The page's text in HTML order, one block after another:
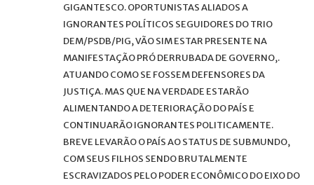
GIGANTESCO. OPORTUNISTAS ALIADOS A
IGNORANTES POLÍTICOS SEGUIDORES DO TRIO
DEM/PSDB/PIG, VÃO SIM ESTAR PRESENTE NA
MANIFESTAÇÃO PRÓ DERRUBADA DE GOVERNO,.
ATUANDO COMO SE FOSSEM DEFENSORES DA
JUSTIÇA. MAS QUE NA VERDADE ESTARÃO
ALIMENTANDO A DETERIORAÇÃO DO PAÍS E
CONTINUARÃO IGNORANTES POLITICAMENTE.
BREVE LEVARÃO O PAÍS AO STATUS DE SUBMUNDO,
COM SEUS FILHOS SENDO BRUTALMENTE
ESCRAVIZADOS PELO PODER ECONÔMICO DO EIXO DO